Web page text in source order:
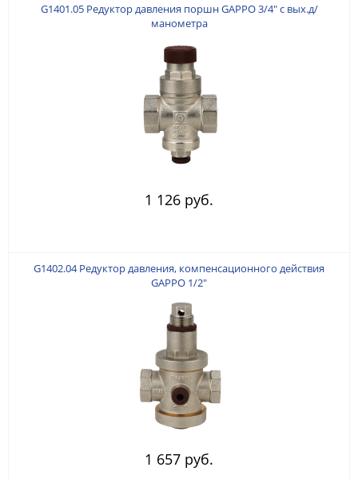
G1401.05 Редуктор давления поршн GAPPO 3/4" с вых.д/
манометра
1 126 руб.
G1402.04 Редуктор давления, компенсационного действия
GAPPO 1/2"
1 657 руб.